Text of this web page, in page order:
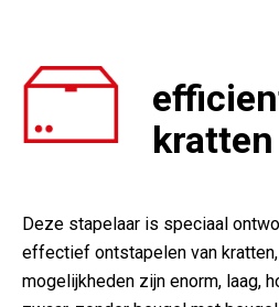
Deze stapelaar is speciaal
effectief ontstapelen van
mogelijkheden zijn enorm, laag,